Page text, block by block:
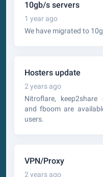
10gb/s servers
1 year ago
We have migrated to
Hosters update
2 years ago
Nitroflare,
and fboom are
users.
VPN/Proxy
2 years ago